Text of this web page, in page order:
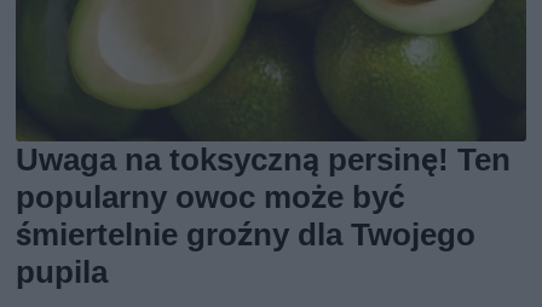
Uwaga na toksyczną persinę! Ten
popularny owoc może być
śmiertelnie groźny dla Twojego
pupila